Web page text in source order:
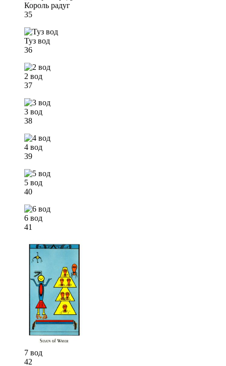
Король радуг
35
Туз вод
36
2 вод
37
3 вод
38
4 вод
39
5 вод
40
6 вод
41
7 вод
42